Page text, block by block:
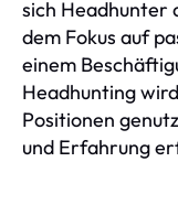
sich Headhunter
dem Fokus auf
einem
Headhunting
Positionen
und Erfahrung